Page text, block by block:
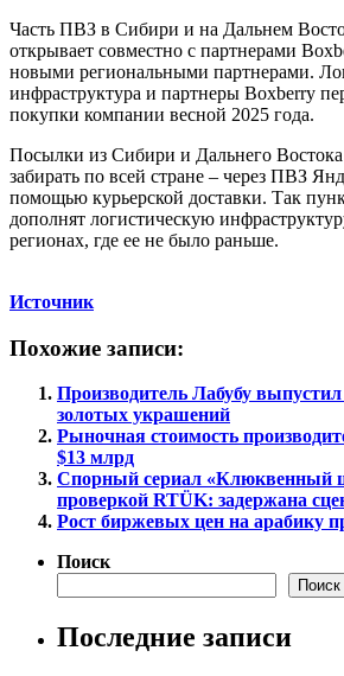
Часть ПВЗ в Сибири и на Дальнем
открывает совместно с партнерами
новыми региональными партнерами.
инфраструктура и партнеры Boxberry
покупки компании весной 2025 года.
Посылки из Сибири и Дальнего Востока
забирать по всей стране – через ПВЗ
помощью курьерской доставки. Так
дополнят логистическую
регионах, где ее не было раньше.
Источник
Похожие записи:
Производитель Лабубу
золотых украшений
Рыночная стоимость
$13 млрд
Спорный сериал «Клюквенный
проверкой RTÜK: задержана
Рост биржевых цен на арабику
Поиск
Поиск
Последние записи